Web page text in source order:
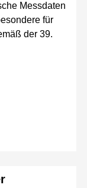
Messdaten
für
der 39.